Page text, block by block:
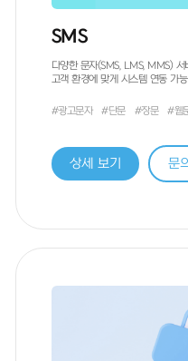
이름*/ 직책
SMS
다양한 문자(SMS, LMS, MMS)
고객 환경에 맞게 시스템 연동 가능
#광고문자 #단문 #장문 #웹
상세 보기 문